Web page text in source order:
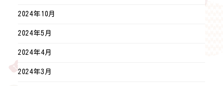
2024年10月
2024年5月
2024年4月
2024年3月